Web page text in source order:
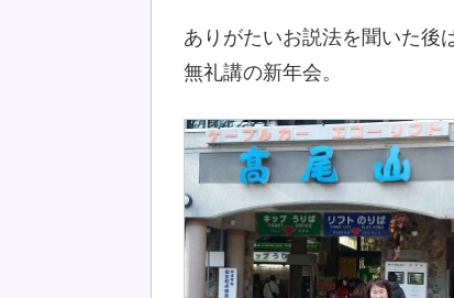
ありがたいお説法を聞いた後
無礼講の新年会。